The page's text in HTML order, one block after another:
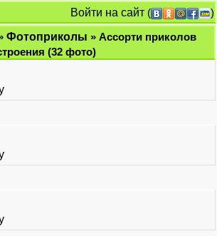
Войти на сайт (
)
Фотоприколы » Ассорти приколов
(32 фото)